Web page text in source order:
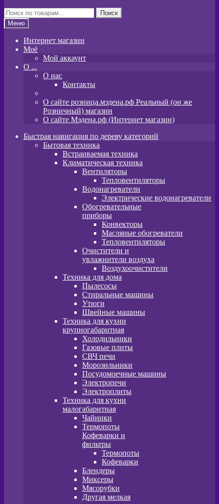
Искать:
Поиск
Меню
Интернет магазин
Моё
Мой аккаунт
O ...
О нас
Контакты
О сайте розница.мэдена.рф Реальный (он же
Розничный) магазин
О сайте Мэдена.рф (Интернет магазин)
Быстрая навигация по дереву категорий
Бытовая техника
Встраиваемая техника
Климатическая техника
Вентиляторы
Тепловентиляторы
Водонагреватели
Электрические водонагреватели
Обогревательные
приборы
Конвекторы
Масляные обогреватели
Тепловентиляторы
Очистители и
увлажнители воздуха
Воздухоочистители
Техника для дома
Пылeсосы
Стиральные машины
Утюги
Швейные машины
Техника для кухни
крупногабаритная
Холодильники
Газовые плиты
СВЧ печи
Морозильники
Посудомоечные машины
Электропечи
Электроплиты
Техника для кухни
малогабаритная
Чайники
Термопоты
Кофеварки и
фильтры
Термопоты
Кофеварки
Блендеры
Миксеры
Мясорубки
Другая мелкая